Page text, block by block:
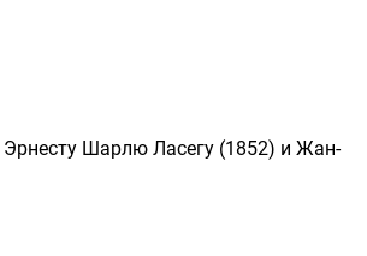
Эрнесту Шарлю Ласегу (1852) и Жан-